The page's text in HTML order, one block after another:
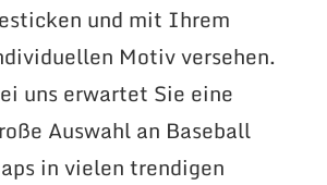
und mit Ihrem
Motiv versehen.
uns erwartet Sie eine
Auswahl an Baseball
in vielen trendigen